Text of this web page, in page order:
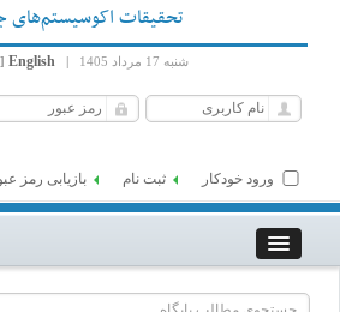
تحقیقات اکوسیستم‌های
شنبه 17 مرداد 1405 |
English
]
ورود خودکار ثبت نام بازیابی رمز عبور